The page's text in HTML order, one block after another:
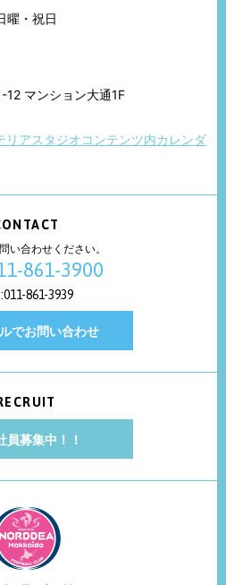
曜・祝日
12 マンション大通1F
リアスタジオコンテンツ内カレンダ
い合わせください。
861-3900
861-3939
でお問い合わせ
員募集中！！